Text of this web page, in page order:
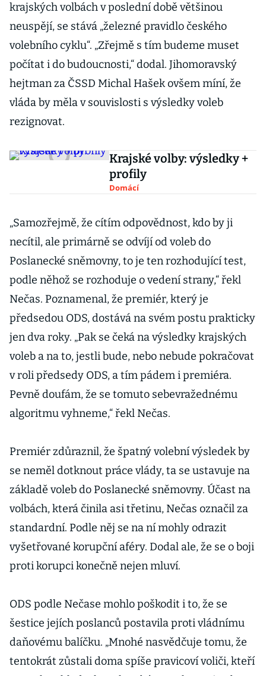
krajských volbách v poslední době většinou
neuspějí, se stává „železné pravidlo českého
volebního cyklu“. „Zřejmě s tím budeme muset
počítat i do budoucnosti,“ dodal. Jihomoravský
hejtman za ČSSD Michal Hašek ovšem míní, že
vláda by měla v souvislosti s výsledky voleb
rezignovat.
Krajské volby: výsledky +
profily
Domácí
„Samozřejmě, že cítím odpovědnost, kdo by ji
necítil, ale primárně se odvíjí od voleb do
Poslanecké sněmovny, to je ten rozhodující test,
podle něhož se rozhoduje o vedení strany,“ řekl
Nečas. Poznamenal, že premiér, který je
předsedou ODS, dostává na svém postu prakticky
jen dva roky. „Pak se čeká na výsledky krajských
voleb a na to, jestli bude, nebo nebude pokračovat
v roli předsedy ODS, a tím pádem i premiéra.
Pevně doufám, že se tomuto sebevražednému
algoritmu vyhneme,“ řekl Nečas.
Premiér zdůraznil, že špatný volební výsledek by
se neměl dotknout práce vlády, ta se ustavuje na
základě voleb do Poslanecké sněmovny. Účast na
volbách, která činila asi třetinu, Nečas označil za
standardní. Podle něj se na ní mohly odrazit
vyšetřované korupční aféry. Dodal ale, že se o boji
proti korupci konečně nejen mluví.
ODS podle Nečase mohlo poškodit i to, že se
šestice jejích poslanců postavila proti vládnímu
daňovému balíčku. „Mnohé nasvědčuje tomu, že
tentokrát zůstali doma spíše pravicoví voliči, kteří